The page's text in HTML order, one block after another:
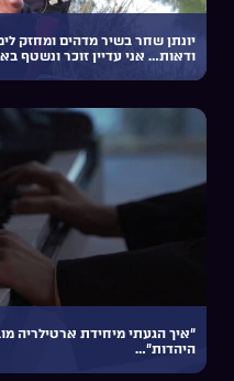
יונתן שחר בשיר מדהים ומחזק
ודאות… אני עדיין זוכר ונשטף
“איך הגעתי מיחידת ארטילריה
היהדות”…